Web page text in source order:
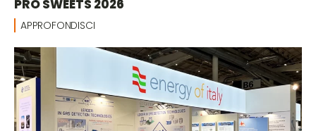
PRO SWEETS 2026
APPROFONDISCI